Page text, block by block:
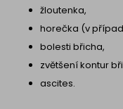
žloutenka,
horečka (v
bolesti břicha,
zvětšení kontur
ascites.